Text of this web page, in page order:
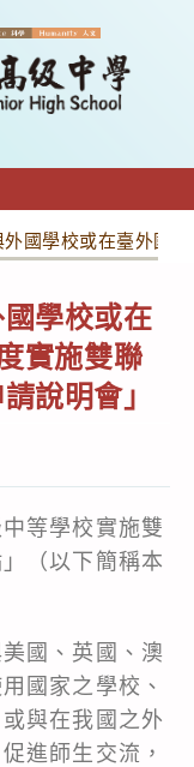
外國學校或在臺外國
國學校或在
實施雙聯
說明會」
等學校實施雙
（以下簡稱本
國、英國、澳
國家之學校、
與在我國之外
進師生交流，